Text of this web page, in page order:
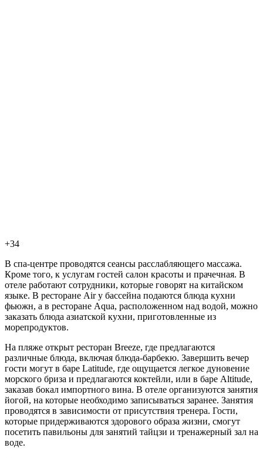
+34
В спа-центре проводятся сеансы расслабляющего массажа.
Кроме того, к услугам гостей салон красоты и прачечная. В
отеле работают сотрудники, которые говорят на китайском
языке. В ресторане Air у бассейна подаются блюда кухни
фьюжн, а в ресторане Aqua, расположенном над водой, можно
заказать блюда азиатской кухни, приготовленные из
морепродуктов.
На пляже открыт ресторан Breeze, где предлагаются
различные блюда, включая блюда-барбекю. Завершить вечер
гости могут в баре Latitude, где ощущается легкое дуновение
морского бриза и предлагаются коктейли, или в баре Altitude,
заказав бокал импортного вина. В отеле организуются занятия
йогой, на которые необходимо записываться заранее. Занятия
проводятся в зависимости от присутствия тренера. Гости,
которые придерживаются здорового образа жизни, смогут
посетить павильоны для занятий тайцзи и тренажерный зал на
воде.